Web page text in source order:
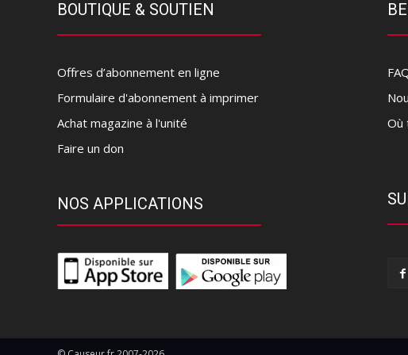
BOUTIQUE & SOUTIEN
Offres d’abonnement en ligne
Formulaire d'abonnement à imprimer
Achat magazine à l'unité
Faire un don
NOS APPLICATIONS
Où